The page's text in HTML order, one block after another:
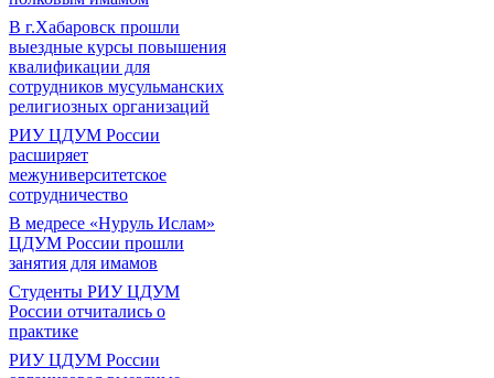
В г.Хабаровск прошли
выездные курсы повышения
квалификации для
сотрудников мусульманских
религиозных организаций
РИУ ЦДУМ России
расширяет
межуниверситетское
сотрудничество
В медресе «Нуруль Ислам»
ЦДУМ России прошли
занятия для имамов
Студенты РИУ ЦДУМ
России отчитались о
практике
РИУ ЦДУМ России